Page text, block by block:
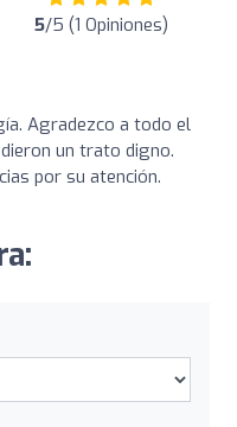
5/5 (1 Opiniones)
Agradezco a todo el
un trato digno.
por su atención.